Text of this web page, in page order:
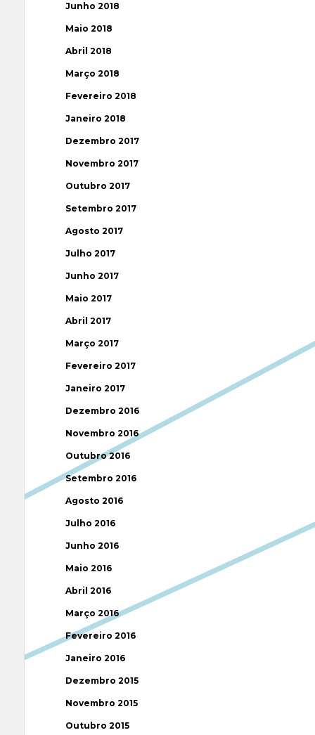
Junho 2018
Maio 2018
Abril 2018
Março 2018
Fevereiro 2018
Janeiro 2018
Dezembro 2017
Novembro 2017
Outubro 2017
Setembro 2017
Agosto 2017
Julho 2017
Junho 2017
Maio 2017
Abril 2017
Março 2017
Fevereiro 2017
Janeiro 2017
Dezembro 2016
Novembro 2016
Outubro 2016
Setembro 2016
Agosto 2016
Julho 2016
Junho 2016
Maio 2016
Abril 2016
Março 2016
Fevereiro 2016
Janeiro 2016
Dezembro 2015
Novembro 2015
Outubro 2015